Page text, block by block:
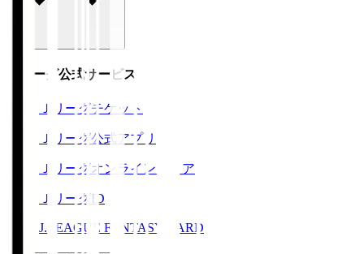
Ｊリーグ公式サービス
Ｊリーグチケット
Ｊリーグ公式アプリ
Ｊリーグオンラインストア
ＪリーグID
J.LEAGUE FANTASY CARD